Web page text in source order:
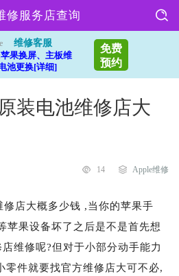
修服务店查询
维修客服
苹果换屏、主板维
池更换[详细]
免费
预约
装电池维修店大
14 Apple维修
修店大概多少钱 ,当你的苹果手
苹果设备坏了之后是不是首先想
维修呢?但对于小部分动手能力
零件就要找官方维修店大可不必,